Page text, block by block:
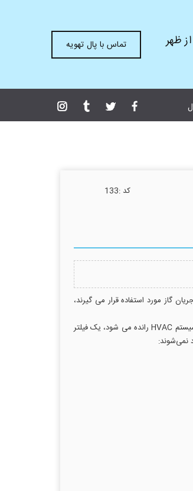
تماس با پال تهویه
كد :133
گاز مورد استفاده قرار می گیرند،
اما فیلترهای صنعتی دقیقا چیست و چگونه کار می کنند؟ در این مقاله، ما به دنیای فیلتراسیون صنعتی می پردازیم تا فیلتر صنعتی را بررسی کنیم. همانطور که هوا از طریق سیستم HVAC رانده می شود، یک فیلتر
نمی‌شوند: